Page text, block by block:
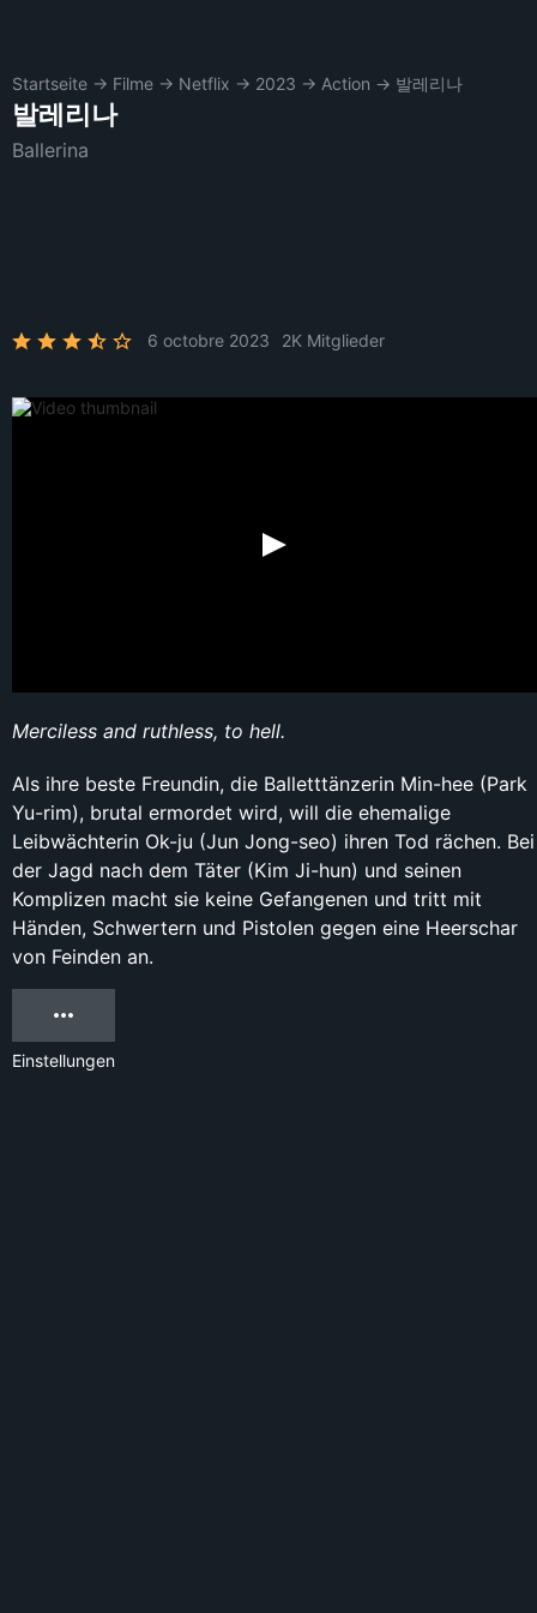
Startseite → Filme → Netflix → 2023 → Action → 발레리나
발레리나
Ballerina
6 octobre 2023 2K Mitglieder
Merciless and ruthless, to hell.
Als ihre beste Freundin, die Balletttänzerin Min-hee (Park
Yu-rim), brutal ermordet wird, will die ehemalige
Leibwächterin Ok-ju (Jun Jong-seo) ihren Tod rächen. Bei
der Jagd nach dem Täter (Kim Ji-hun) und seinen
Komplizen macht sie keine Gefangenen und tritt mit
Händen, Schwertern und Pistolen gegen eine Heerschar
von Feinden an.
Einstellungen